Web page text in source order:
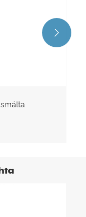
Sinc
